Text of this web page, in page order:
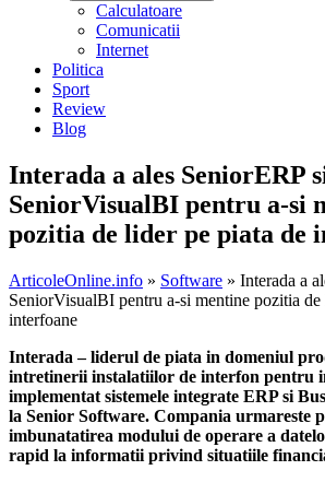
Calculatoare
Comunicatii
Internet
Politica
Sport
Review
Blog
Interada a ales SeniorERP
SeniorVisualBI pentru a-si
pozitia de lider pe piata de
ArticoleOnline.info » Software » Interada a
SeniorVisualBI pentru a-si mentine pozitia de
interfoane
Interada – liderul de piata in domeniul
intretinerii instalatiilor de interfon pentru
implementat sistemele integrate ERP si
la Senior Software. Compania urmareste
imbunatatirea modului de operare a
rapid la informatii privind situatiile